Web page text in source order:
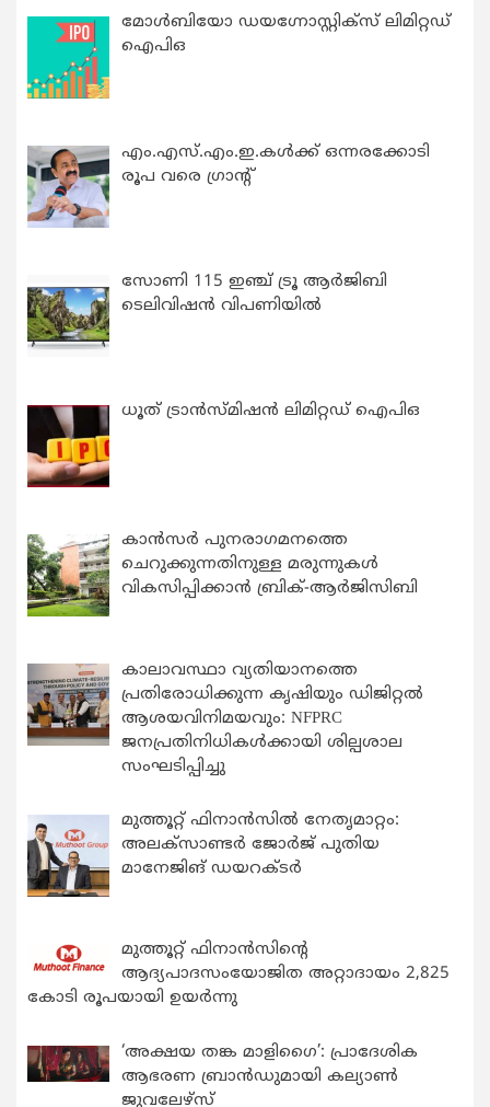
മോൾബിയോ ഡയഗ്നോസ്റ്റിക്സ് ലിമിറ്റഡ്
ഐപിഒ
എം.എസ്.എം.ഇ.കൾക്ക് ഒന്നരക്കോടി
രൂപ വരെ ഗ്രാന്റ്
സോണി 115 ഇഞ്ച് ട്രൂ ആർജിബി
ടെലിവിഷൻ വിപണിയിൽ
ധൂത് ട്രാൻസ്മിഷൻ ലിമിറ്റഡ് ഐപിഒ
കാന്‍സര്‍ പുനരാഗമനത്തെ
ചെറുക്കുന്നതിനുള്ള മരുന്നുകള്‍
വികസിപ്പിക്കാന്‍ ബ്രിക്-ആര്‍ജിസിബി
കാലാവസ്ഥാ വ്യതിയാനത്തെ
പ്രതിരോധിക്കുന്ന കൃഷിയും ഡിജിറ്റൽ
ആശയവിനിമയവും: NFPRC
ജനപ്രതിനിധികൾക്കായി ശില്പശാല
സംഘടിപ്പിച്ചു
മുത്തൂറ്റ് ഫിനാൻസിൽ നേതൃമാറ്റം:
അലക്സാണ്ടർ ജോർജ് പുതിയ
മാനേജിങ് ഡയറക്ടർ
മുത്തൂറ്റ് ഫിനാൻസിന്റെ
ആദ്യപാദസംയോജിത അറ്റാദായം 2,825
കോടി രൂപയായി ഉയർന്നു
‘അക്ഷയ തങ്ക മാളിഗൈ’: പ്രാദേശിക
ആഭരണ ബ്രാന്‍ഡുമായി കല്യാണ്‍
ജുവലേഴ്‌സ്